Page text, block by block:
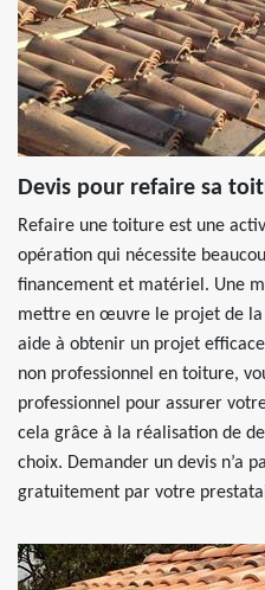
Devis pour refaire sa
Refaire une toiture est une
opération qui nécessite
financement et matériel. Une
mettre en œuvre le projet de
aide à obtenir un projet
non professionnel en toiture,
professionnel pour assurer
cela grâce à la réalisation de
choix. Demander un devis n’a
gratuitement par votre